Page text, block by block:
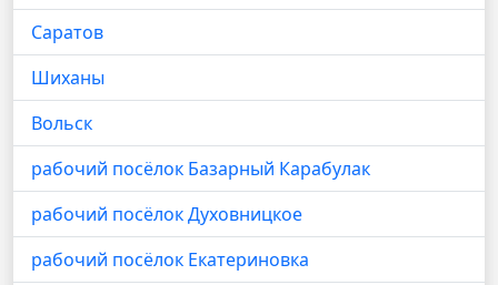
Саратов
Шиханы
Вольск
рабочий посёлок Базарный Карабулак
рабочий посёлок Духовницкое
рабочий посёлок Екатериновка